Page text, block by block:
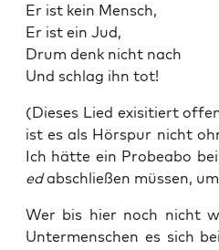
Er ist kein Mensch,
Er ist ein Jud,
Drum denk nicht nach
Und schlag ihn tot!
(Die­ses Lied exi­si­tiert
ist es als Hör­spur nicht
Ich hät­te ein Pro­be­abo bei
edabschlie­ßen müs­sen,
Wer bis hier noch nicht
Unter­men­schen es sich